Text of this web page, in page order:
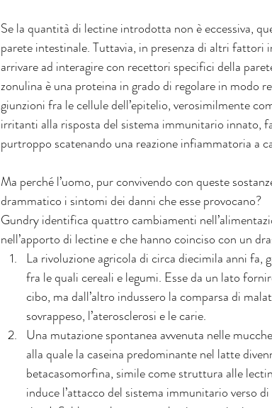
Se la quantità di lectine introdotta non è eccessiva,
parete intestinale. Tuttavia, in presenza di altri fattori
arrivare ad interagire con recettori specifici della
zonulina è una proteina in grado di regolare in modo
giunzioni fra le cellule dell’epitelio, verosimilmente
irritanti alla risposta del sistema immunitario innato,
purtroppo scatenando una reazione infiammatoria a
Ma perché l’uomo, pur convivendo con queste
drammatico i sintomi dei danni che esse provocano?
Gundry identifica quattro cambiamenti
nell’apporto di lectine e che hanno coinciso con un
La rivoluzione agricola di circa diecimila anni fa,
fra le quali cereali e legumi. Esse da un lato
cibo, ma dall’altro indussero la comparsa di
sovrappeso, l’aterosclerosi e le carie.
Una mutazione spontanea avvenuta nelle
alla quale la caseina predominante nel latte
betacasomorfina, simile come struttura alle
induce l’attacco del sistema immunitario verso